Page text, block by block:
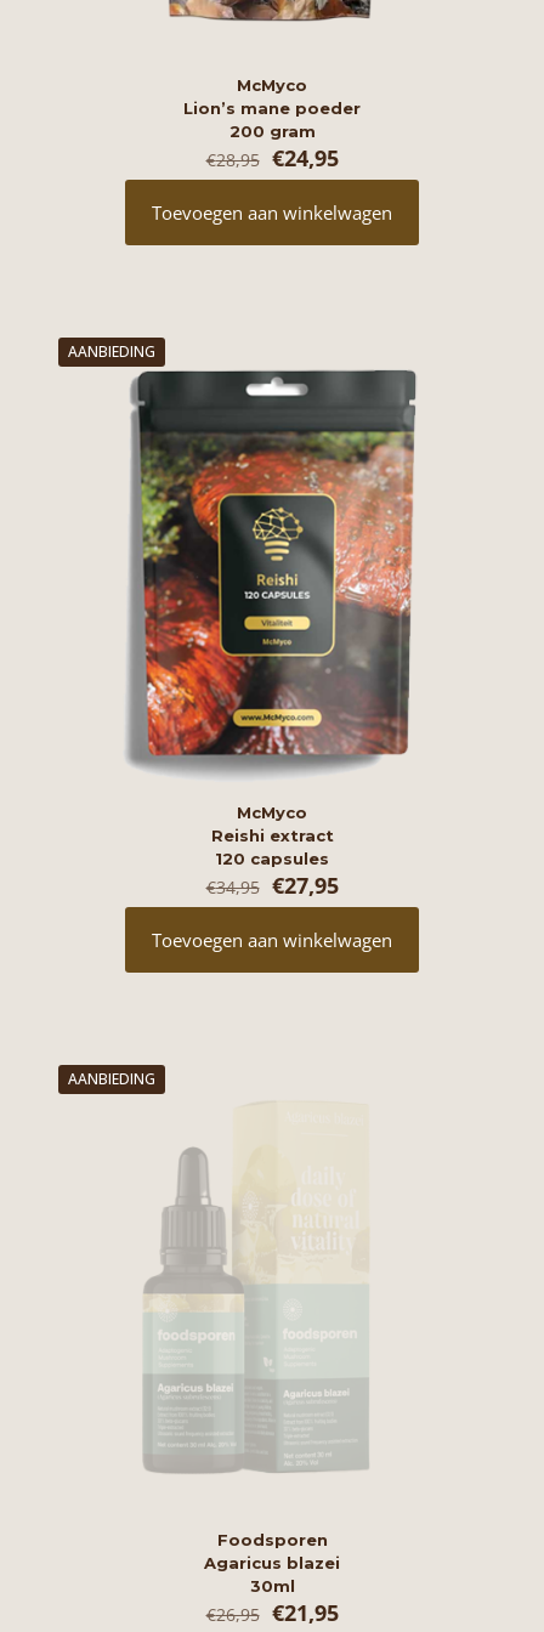
McMyco
Lion’s mane poeder
200 gram
€28,95 Oorspronkelijke
prijs
was:
€28,95.
€24,95Huidige
prijs
is:
€24,95.
Toevoegen aan winkelwagen
AANBIEDING
McMyco
Reishi extract
120 capsules
€34,95 Oorspronkelijke
prijs
was:
€34,95.
€27,95Huidige
prijs
is:
€27,95.
Toevoegen aan winkelwagen
AANBIEDING
Foodsporen
Agaricus blazei
30ml
€26,95 Oorspronkelijke
€21,95Huidige